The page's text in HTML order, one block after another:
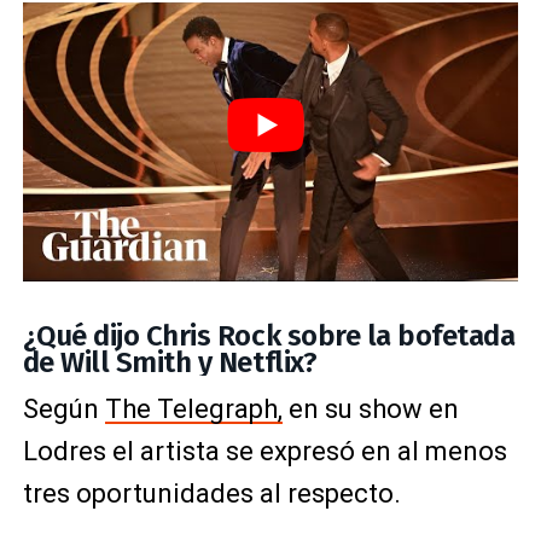
¿Qué dijo Chris Rock sobre la bofetada
de Will Smith y Netflix?
Según The Telegraph, en su show en
Lodres el artista se expresó en al menos
tres oportunidades al respecto.